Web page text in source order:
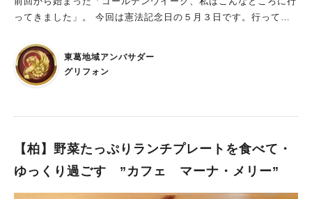
ってきました」。 今回は憲法記念日の５月３日です。行ってき
きてすっかり定着した感のある韓国グルメ。 柏駅周辺だけでも
片手じゃ足りないくらいの店舗数あるのですが、その中でも連日
大人気のお店が今回ご紹介する「韓国屋台 ハンサム」柏店で
東葛地域アンバサダー
グリフォン
【柏】野菜たっぷりランチプレートを食べて・
ゆっくり過ごす ”カフェ マーナ・メリー”